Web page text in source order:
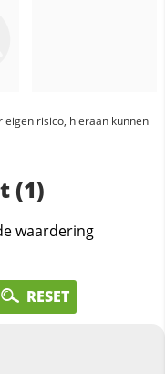
risico, hieraan kunnen
(1)
waardering
RESET